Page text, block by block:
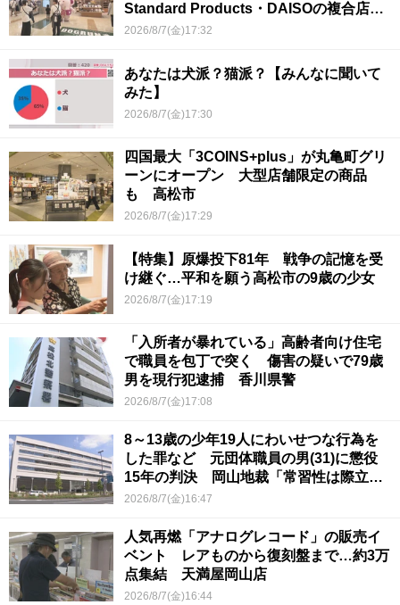
Standard Products・DAISOの複合店は
香川県初
2026/8/7(金)17:32
あなたは犬派？猫派？【みんなに聞いて
みた】
2026/8/7(金)17:30
四国最大「3COINS+plus」が丸亀町グリ
ーンにオープン 大型店舗限定の商品
も 高松市
2026/8/7(金)17:29
【特集】原爆投下81年 戦争の記憶を受
け継ぐ…平和を願う高松市の9歳の少女
2026/8/7(金)17:19
「入所者が暴れている」高齢者向け住宅
で職員を包丁で突く 傷害の疑いで79歳
男を現行犯逮捕 香川県警
2026/8/7(金)17:08
8～13歳の少年19人にわいせつな行為を
した罪など 元団体職員の男(31)に懲役
15年の判決 岡山地裁「常習性は際立っ
ていて被害結果も非常に重い」
2026/8/7(金)16:47
人気再燃「アナログレコード」の販売イ
ベント レアものから復刻盤まで…約3万
点集結 天満屋岡山店
2026/8/7(金)16:44